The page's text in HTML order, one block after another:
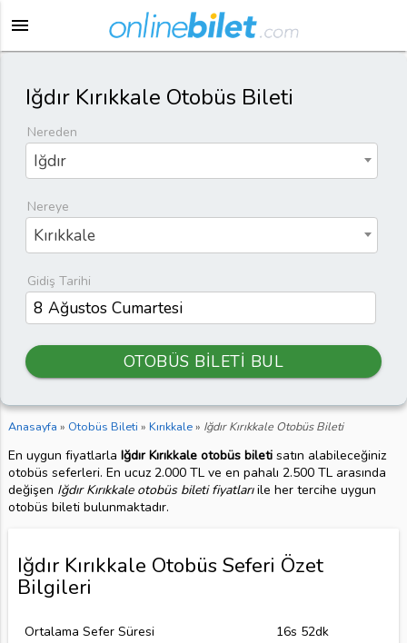
menu
Iğdır Kırıkkale Otobüs Bileti
Nereden
Iğdır
Nereye
Kırıkkale
Gidiş Tarihi
OTOBÜS BİLETİ BUL
Anasayfa » Otobüs Bileti » Kırıkkale» Iğdır Kırıkkale Otobüs Bileti
En uygun fiyatlarla Iğdır Kırıkkale otobüs biletisatın alabileceğiniz
otobüs seferleri. En ucuz 2.000 TL ve en pahalı 2.500 TL arasında
değişen Iğdır Kırıkkale otobüs bileti fiyatlarıile her tercihe uygun
otobüs bileti bulunmaktadır.
Iğdır Kırıkkale Otobüs Seferi Özet
Bilgileri
Ortalama Sefer Süresi
16s 52dk